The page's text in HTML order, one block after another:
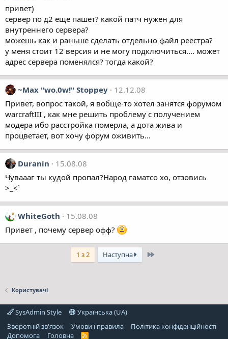
привет)
сервер по д2 еще пашет? какой патч нужен для
внутреннего сервера?
можешь как и раньше сделать отдельно файл реестра?
у меня стоит 12 версия и не могу подключиться.... может
адрес сервера поменялся? тогда какой?
~Max "wo.0w!" Stoppey
12.12.08
Привет, вопрос такой, я вобще-то хотел занятся форумом
warcraftIII , как мне решить проблему с получением
модера ибо расстройка померла, а дота жива и
процветает, вот хочу форум оживить...
Duranin
15.08.08
Чуваааг ты кудой пропал?Народ гаматсо хо, отзовись
>_<`
WhiteGoth
15.08.08
Привет , почему сервер офф?
1 з 2 Наступна Останній
Користувачі
SysAdmin Style
Українська (UA)
Зворотній зв'язок
Умови і правила
Політика конфіденційності
Дoпoмoга
Головна
R